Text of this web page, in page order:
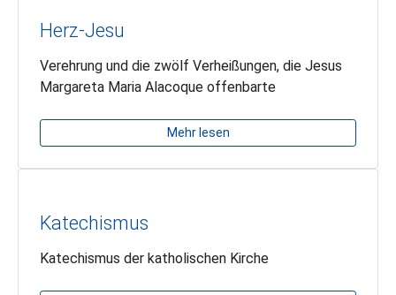
Herz-Jesu
Verehrung und die zwölf Verheißungen, die Jesus
Margareta Maria Alacoque offenbarte
Mehr lesen
Katechismus
Katechismus der katholischen Kirche